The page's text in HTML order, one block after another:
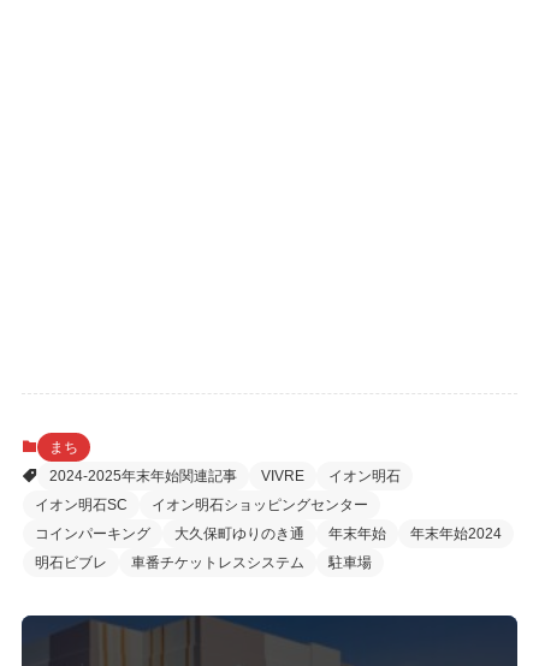
まち
2024-2025年末年始関連記事
VIVRE
イオン明石
イオン明石SC
イオン明石ショッピングセンター
コインパーキング
大久保町ゆりのき通 年末年始
年末年始2024
明石ビブレ
車番チケットレスシステム 駐車場